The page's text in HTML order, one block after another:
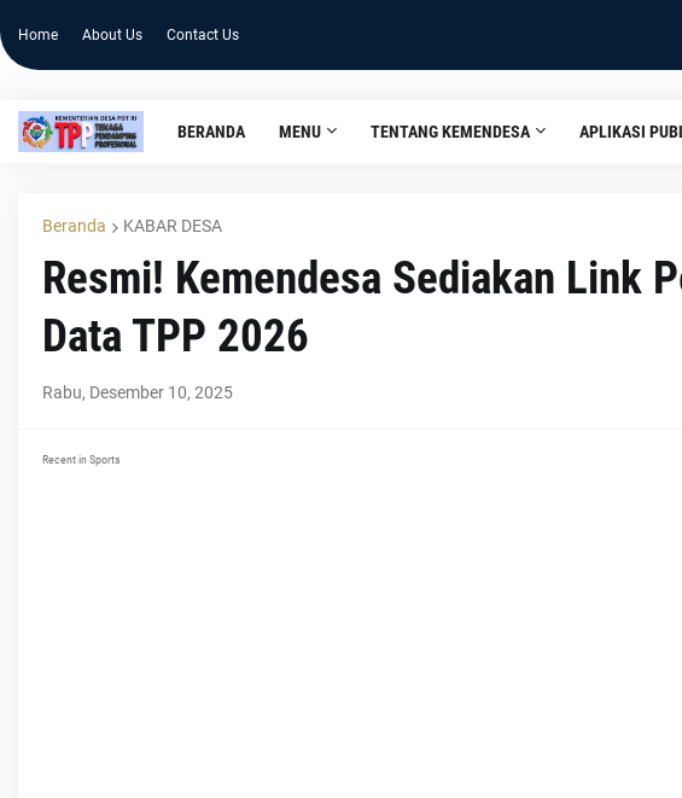
Home About Us Contact Us
BERANDA MENU TENTANG KEMENDESA APLIKASI
Beranda KABAR DESA
Resmi! Kemendesa Sediakan Link
Data TPP 2026
Rabu, Desember 10, 2025
Recent in Sports